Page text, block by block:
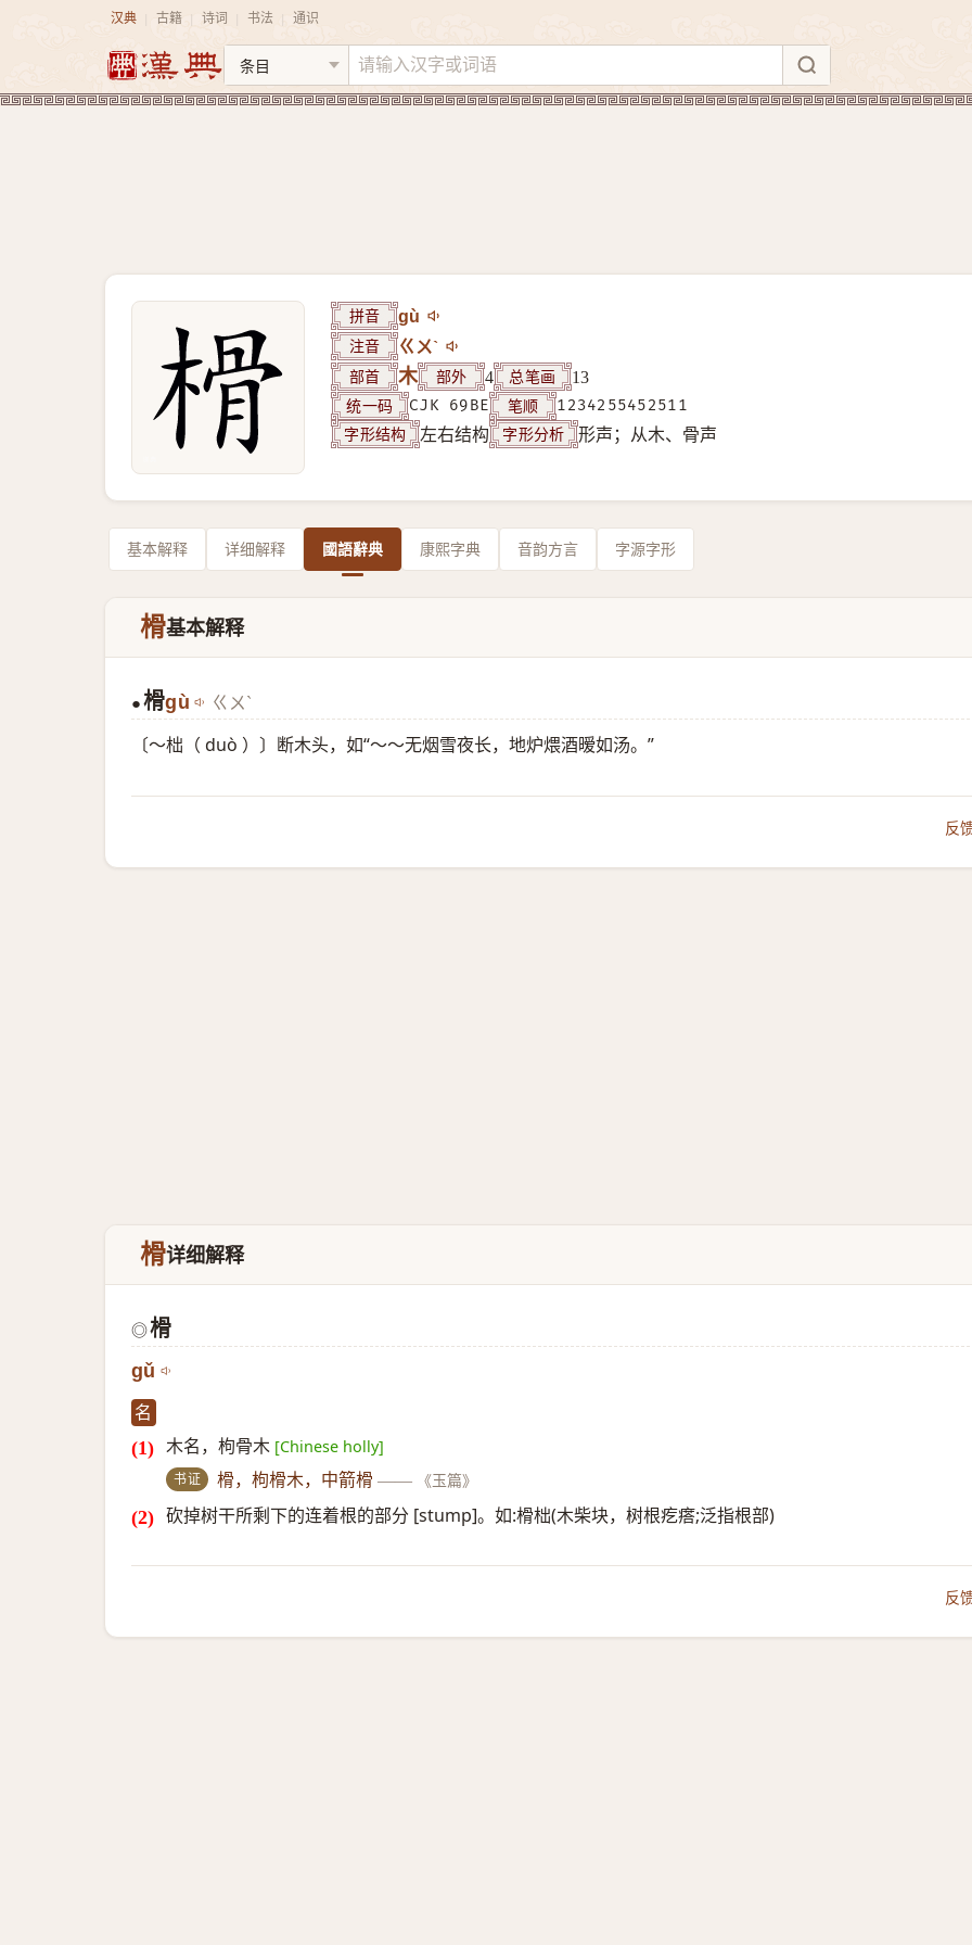
汉典 古籍 诗词 书法 通识
拼音 gù
注音 ㄍㄨˋ
部首 木 部外 4 总笔画 13
统一码 CJK 69BE 笔顺 1234255452511
字形结构 左右结构 字形分析 形声；从木、骨声
基本解释 详细解释 國語辭典 康熙字典 音韵方言 字源字形
榾基本解释
● 榾gù ㄍㄨˋ
〔～柮（ duò ）〕断木头，如“～～无烟雪夜长，地炉煨酒暧如汤。”
反
榾详细解释
◎榾
gǔ
名
木名，枸骨木 [Chinese holly]
书证 榾，枸榾木，中箭榾 —— 《玉篇》
砍掉树干所剩下的连着根的部分 [stump]。如:榾柮(木柴块，树根疙瘩;泛指根部)
反